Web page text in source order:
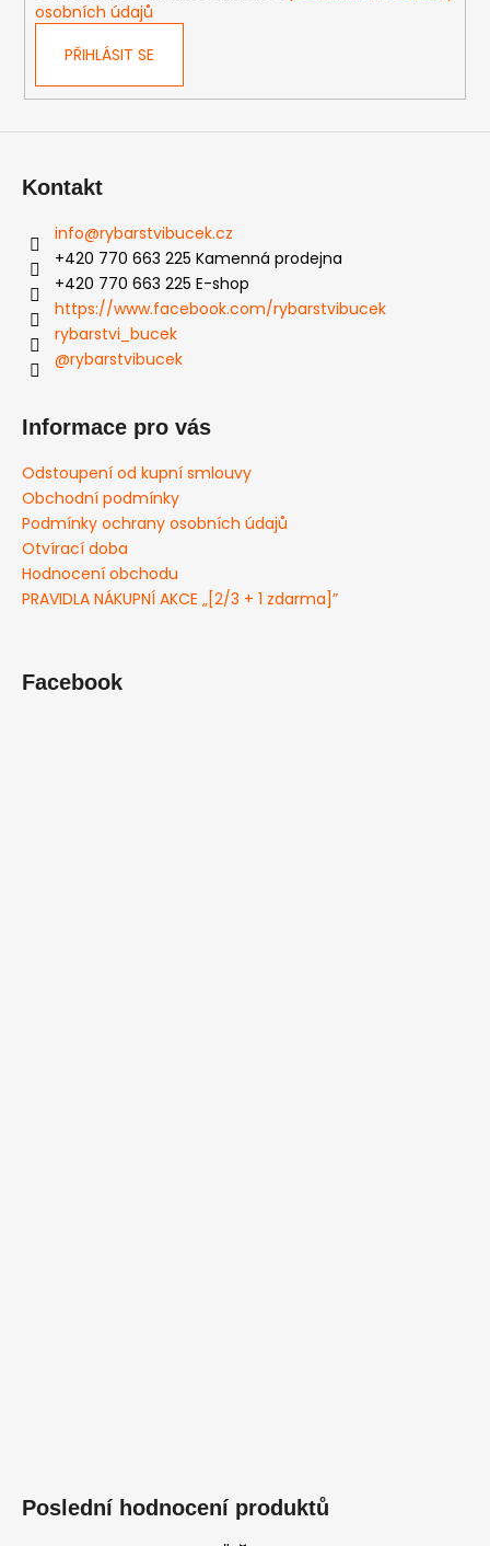
osobních údajů
PŘIHLÁSIT SE
Kontakt
info@rybarstvibucek.cz
+420 770 663 225 Kamenná prodejna
+420 770 663 225 E-shop
https://www.facebook.com/rybarstvibucek
rybarstvi_bucek
@rybarstvibucek
Informace pro vás
Odstoupení od kupní smlouvy
Obchodní podmínky
Podmínky ochrany osobních údajů
Otvírací doba
Hodnocení obchodu
PRAVIDLA NÁKUPNÍ AKCE „[2/3 + 1 zdarma]”
Facebook
Poslední hodnocení produktů